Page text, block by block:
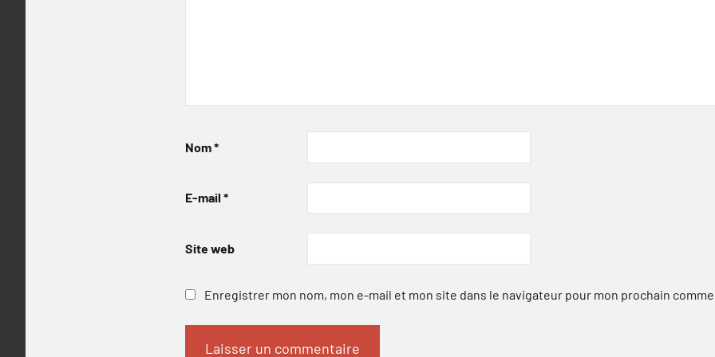
Nom*
E-mail *
Site web
Enregistrer mon nom, mon e-mail et mon site dans le navigateur pour mon prochain